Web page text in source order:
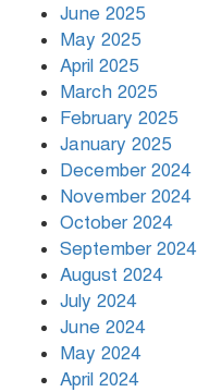
June 2025
May 2025
April 2025
March 2025
February 2025
January 2025
December 2024
November 2024
October 2024
September 2024
August 2024
July 2024
June 2024
May 2024
April 2024